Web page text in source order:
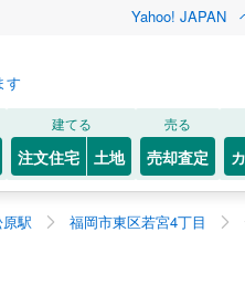
Yahoo! JAPAN
す
建てる
注文住宅 土地
売る
売却査定
駅 福岡市東区若宮4丁目